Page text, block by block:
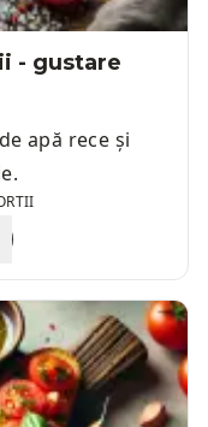
- gustare
apă rece și